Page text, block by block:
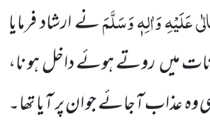
عَلَیْہِ وَاٰلِہٖ وَسَلَّمَنے ارشاد فرمایا
میںروتے ہوئے داخل ہو نا،
وہ عذابآجائے جو ان پر آیا تھا۔